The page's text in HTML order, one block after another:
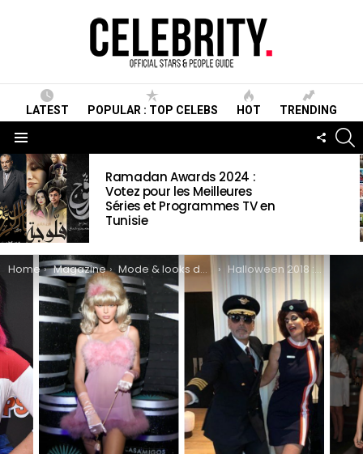
LATEST POPULAR : TOP CELEBS HOT TRENDING
LATEST
STORIES
Ramadan Awards 2024 :
Votez pour les Meilleures
Séries et Programmes TV en
Tunisie
You are here:
Home Magazine Mode & looks des stars Halloween 2018 : Les meilleurs costumes d’Halloween des stars